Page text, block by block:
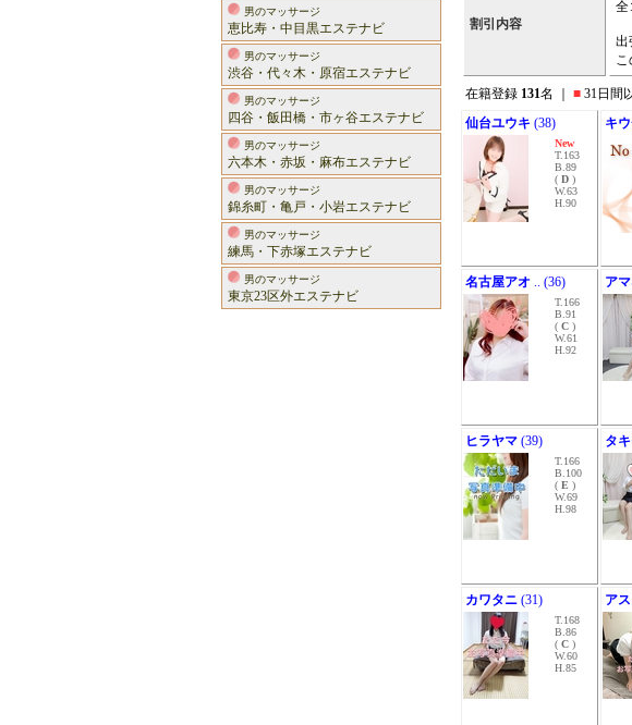
男のマッサージ
恵比寿・中目黒エステナビ
男のマッサージ
渋谷・代々木・原宿エステナビ
男のマッサージ
四谷・飯田橋・市ヶ谷エステナビ
男のマッサージ
六本木・赤坂・麻布エステナビ
男のマッサージ
錦糸町・亀戸・小岩エステナビ
男のマッサージ
練馬・下赤塚エステナビ
男のマッサージ
東京23区外エステナビ
割引内容
全
出
こ
在籍登録 131名 ｜ ■ 31日間
仙台ユウキ (38)
New
T.163
B.89
( D )
W.63
H.90
キ
名古屋アオ .. (36)
T.166
B.91
( C )
W.61
H.92
ア
ヒラヤマ (39)
T.166
B.100
( E )
W.69
H.98
タ
カワタニ (31)
T.168
B.86
( C )
W.60
H.85
ア